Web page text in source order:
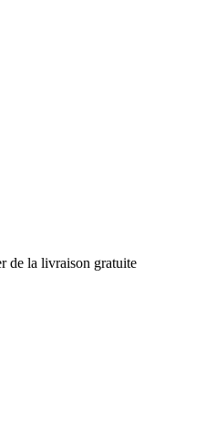
de la livraison gratuite